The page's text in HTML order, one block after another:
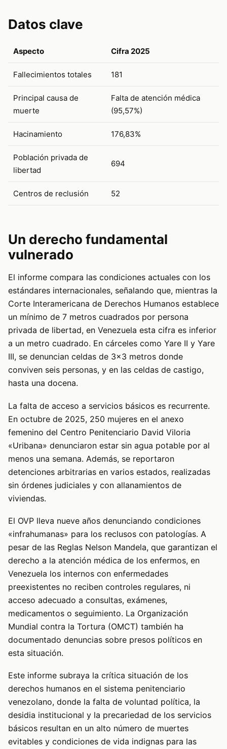
Datos clave
Aspecto Cifra 2025
Fallecimientos totales 181
Principal causa de
muerte
Falta de atención médica
(95,57%)
Hacinamiento 176,83%
Población privada de
libertad
694
Centros de reclusión 52
Un derecho fundamental
vulnerado
El informe compara las condiciones actuales con los
estándares internacionales, señalando que, mientras la
Corte Interamericana de Derechos Humanos establece
un mínimo de 7 metros cuadrados por persona
privada de libertad, en Venezuela esta cifra es inferior
a un metro cuadrado. En cárceles como Yare II y Yare
III, se denuncian celdas de 3×3 metros donde
conviven seis personas, y en las celdas de castigo,
hasta una docena.
La falta de acceso a servicios básicos es recurrente.
En octubre de 2025, 250 mujeres en el anexo
femenino del Centro Penitenciario David Viloria
«Uribana» denunciaron estar sin agua potable por al
menos una semana. Además, se reportaron
detenciones arbitrarias en varios estados, realizadas
sin órdenes judiciales y con allanamientos de
viviendas.
El OVP lleva nueve años denunciando condiciones
«infrahumanas» para los reclusos con patologías. A
pesar de las Reglas Nelson Mandela, que garantizan el
derecho a la atención médica de los enfermos, en
Venezuela los internos con enfermedades
preexistentes no reciben controles regulares, ni
acceso adecuado a consultas, exámenes,
medicamentos o seguimiento. La Organización
Mundial contra la Tortura (OMCT) también ha
documentado denuncias sobre presos políticos en
esta situación.
Este informe subraya la crítica situación de los
derechos humanos en el sistema penitenciario
venezolano, donde la falta de voluntad política, la
desidia institucional y la precariedad de los servicios
básicos resultan en un alto número de muertes
evitables y condiciones de vida indignas para las